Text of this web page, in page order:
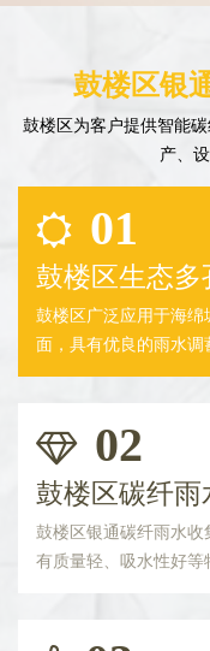
鼓楼区银
鼓楼区为客户提供智能
产、
01
鼓楼区生态多
鼓楼区广泛应用于海
面，具有优良的雨水调
02
鼓楼区碳纤雨
鼓楼区银通碳纤雨水
有质量轻、吸水性好等